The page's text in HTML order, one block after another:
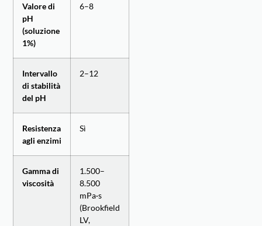
Valore di
pH
(soluzione
1%)
6–8
Intervallo
di stabilità
del pH
2–12
Resistenza
agli enzimi
Sì
Gamma di
viscosità
1.500–
8.500
mPa·s
(Brookfield
LV,